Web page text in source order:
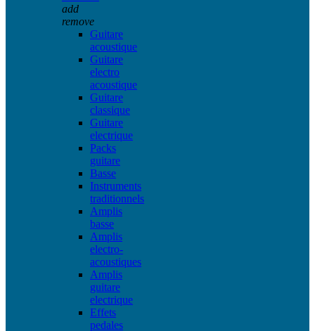
add
remove
Guitare
acoustique
Guitare
electro
acoustique
Guitare
classique
Guitare
electrique
Packs
guitare
Basse
Instruments
traditionnels
Amplis
basse
Amplis
electro-
acoustiques
Amplis
guitare
electrique
Effets
pedales